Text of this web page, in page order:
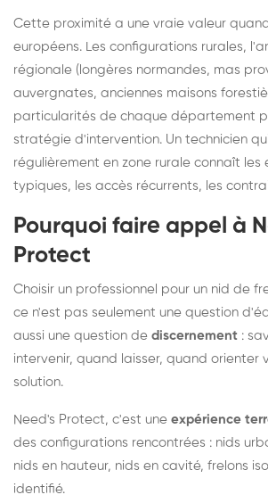
Cette proximité a une vraie valeur
européens. Les configurations rurales,
régionale (longères normandes, mas
auvergnates, anciennes maisons
particularités de chaque département
stratégie d'intervention. Un technicien
régulièrement en zone rurale connaît les
typiques, les accès récurrents, les
Pourquoi faire appel à
Protect
Choisir un professionnel pour un nid de
ce n'est pas seulement une question
aussi une question de discernement :
intervenir, quand laisser, quand orienter
solution.
Need's Protect, c'est une expérience
des configurations rencontrées : nids
nids en hauteur, nids en cavité, frelons
identifié.